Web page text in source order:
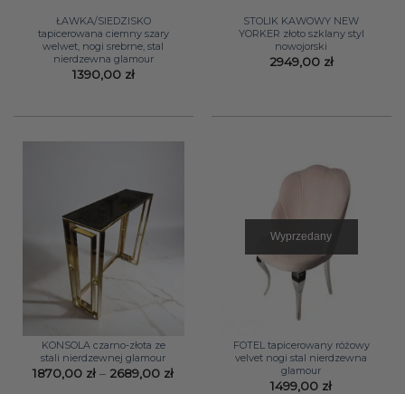
ŁAWKA/SIEDZISKO
tapicerowana ciemny szary
welwet, nogi srebrne, stal
nierdzewna glamour
1390,00 zł
STOLIK KAWOWY NEW
YORKER złoto szklany styl
nowojorski
2949,00 zł
KONSOLA czarno-złota ze
stali nierdzewnej glamour
1870,00 zł – 2689,00 złZakres
Wyprzedany
FOTEL tapicerowany różowy
velvet nogi stal nierdzewna
glamour
1499,00 zł